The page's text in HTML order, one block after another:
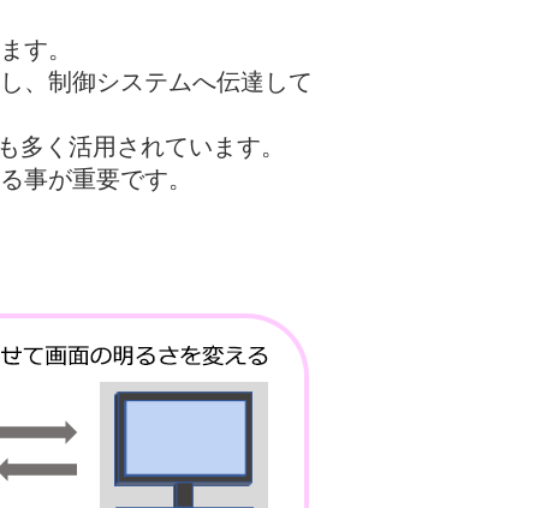
す。
、制御システムへ伝達して
多く活用されています。
事が重要です。